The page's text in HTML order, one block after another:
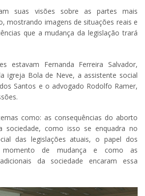
suas visões sobre as partes mais
mostrando imagens de situações reais e
que a mudança da legislação trará
estavam Fernanda Ferreira Salvador,
igreja Bola de Neve, a assistente social
Santos e o advogado Rodolfo Ramer,
como: as consequências do aborto
sociedade, como isso se enquadra no
das legislações atuais, o papel dos
momento de mudança e como as
da sociedade encaram essa